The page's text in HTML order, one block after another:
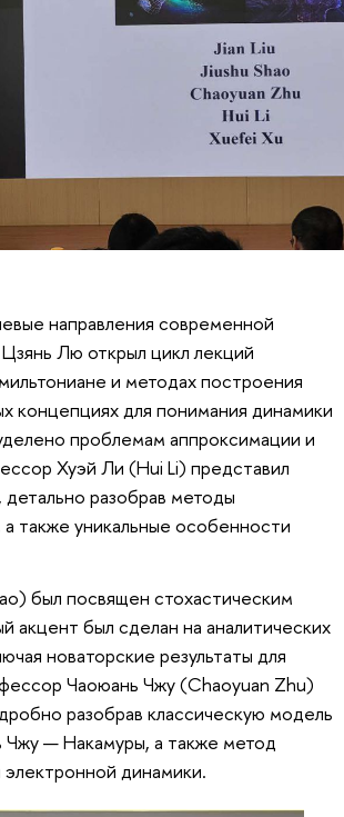
направления современной
Лю открыл цикл лекций
и методах построения
концепциях для понимания динамики
проблемам аппроксимации и
Хуэй Ли (Hui Li) представил
разобрав методы
также уникальные особенности
был посвящен стохастическим
акцент был сделан на аналитических
новаторские результаты для
Чаоюань Чжу (Chaoyuan Zhu)
разобрав классическую модель
— Накамуры, а также метод
динамики.